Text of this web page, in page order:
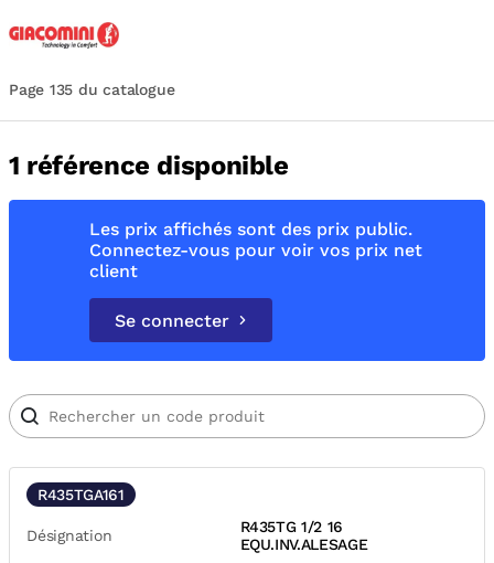
Page 135 du catalogue
1 référence disponible
Les prix affichés sont des prix public.
Connectez-vous pour voir vos prix net
client
Se connecter
R435TGA161
Désignation
R435TG 1/2 16
EQU.INV.ALESAGE